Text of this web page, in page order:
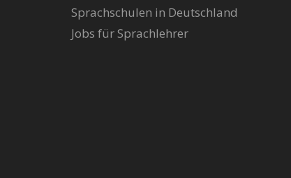
Sprachschulen in Deutschland
Jobs für Sprachlehrer